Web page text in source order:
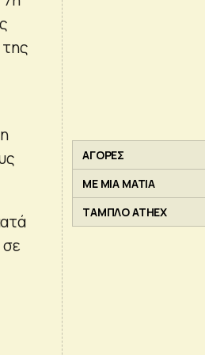
ΑΓΟΡΕΣ
ΜΕ ΜΙΑ ΜΑΤΙΑ
ΤΑΜΠΛΟ ATHEX